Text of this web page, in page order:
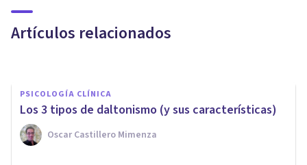
Artículos relacionados
síntomas y tratamiento
PSICOLOGÍA CLÍNICA
Los 3 tipos de daltonismo (y sus características)
Oscar Castillero Mimenza